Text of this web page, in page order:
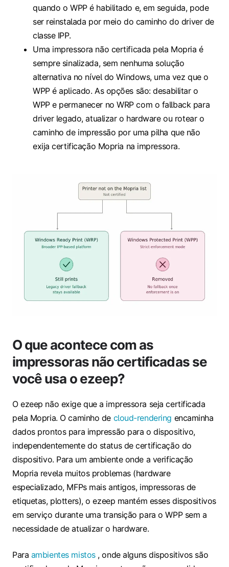
quando o WPP é habilitado e, em seguida, pode
ser reinstalada por meio do caminho do driver de
classe IPP.
Uma impressora não certificada pela Mopria é
sempre sinalizada, sem nenhuma solução
alternativa no nível do Windows, uma vez que o
WPP é aplicado. As opções são: desabilitar o
WPP e permanecer no WRP com o fallback para
driver legado, atualizar o hardware ou rotear o
caminho de impressão por uma pilha que não
exija certificação Mopria na impressora.
O que acontece com as
impressoras não certificadas se
você usa o ezeep?
O ezeep não exige que a impressora seja certificada
pela Mopria. O caminho de cloud-rendering encaminha
dados prontos para impressão para o dispositivo,
independentemente do status de certificação do
dispositivo. Para um ambiente onde a verificação
Mopria revela muitos problemas (hardware
especializado, MFPs mais antigos, impressoras de
etiquetas, plotters), o ezeep mantém esses dispositivos
em serviço durante uma transição para o WPP sem a
necessidade de atualizar o hardware.
Para ambientes mistos, onde alguns dispositivos são